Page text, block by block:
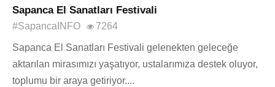
Sapanca El Sanatları Festivali
#SapancaINFO 7264
Sapanca El Sanatları Festivali gelenekten geleceğe
aktarılan mirasımızı yaşatıyor, ustalarımıza destek oluyor,
toplumu bir araya getiriyor....